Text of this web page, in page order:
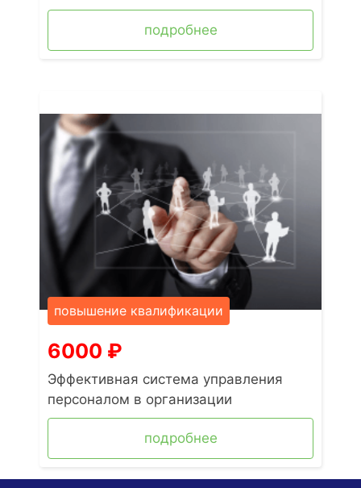
подробнее
повышение квалификации
6000 ₽
Эффективная система управления
персоналом в организации
подробнее